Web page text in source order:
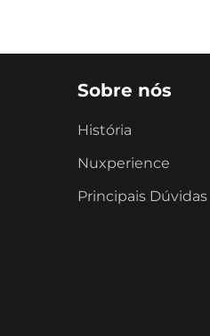
Sobre nós
História
Nuxperience
Principais Dúvidas